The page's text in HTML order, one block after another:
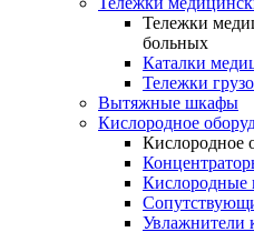
Тележки
больных
Каталки
Тележки
Вытяжные шкафы
Кислородное
Кислородное
Кислородные
Увлажнители